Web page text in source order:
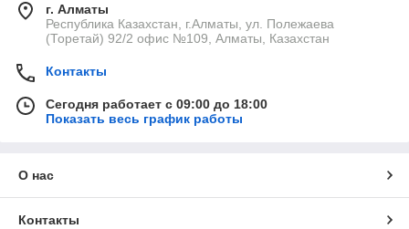
г. Алматы
Республика Казахстан, г.Алматы, ул. Полежаева
(Торетай) 92/2 офис №109, Алматы, Казахстан
Контакты
Сегодня работает с 09:00 до 18:00
Показать весь график работы
О нас
Контакты